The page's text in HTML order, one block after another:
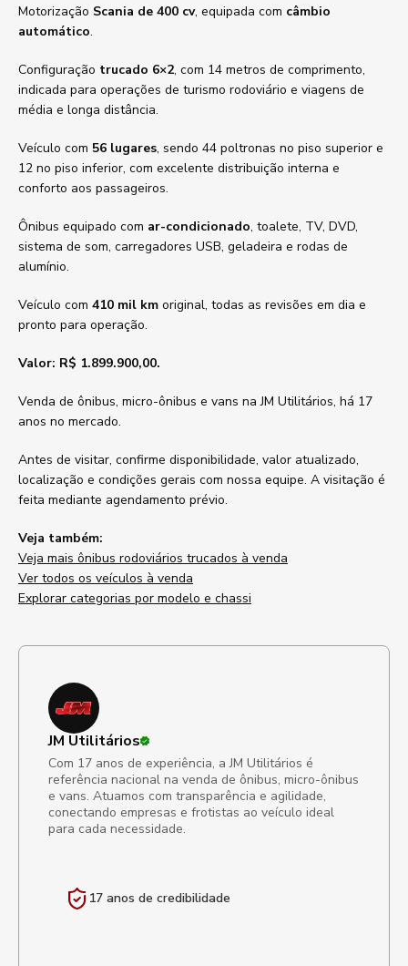
Motorização Scania de 400 cv, equipada com câmbio
automático.
Configuração trucado 6×2, com 14 metros de comprimento,
indicada para operações de turismo rodoviário e viagens de
média e longa distância.
Veículo com 56 lugares, sendo 44 poltronas no piso superior e
12 no piso inferior, com excelente distribuição interna e
conforto aos passageiros.
Ônibus equipado com ar-condicionado, toalete, TV, DVD,
sistema de som, carregadores USB, geladeira e rodas de
alumínio.
Veículo com 410 mil km original, todas as revisões em dia e
pronto para operação.
Valor: R$ 1.899.900,00.
Venda de ônibus, micro-ônibus e vans na JM Utilitários, há 17
anos no mercado.
Antes de visitar, confirme disponibilidade, valor atualizado,
localização e condições gerais com nossa equipe. A visitação é
feita mediante agendamento prévio.
Veja também:
Veja mais ônibus rodoviários trucados à venda
Ver todos os veículos à venda
Explorar categorias por modelo e chassi
JM Utilitários
Com 17 anos de experiência, a JM Utilitários é
referência nacional na venda de ônibus, micro-ônibus
e vans. Atuamos com transparência e agilidade,
conectando empresas e frotistas ao veículo ideal
para cada necessidade.
17 anos de credibilidade